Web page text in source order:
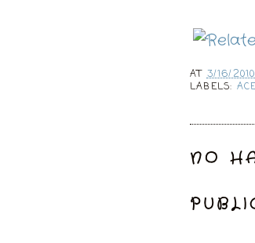
AT3/16/
LABELS:
NO